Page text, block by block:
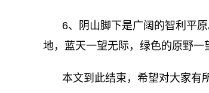
6、阴山脚下是广阔的智利平
地，蓝天一望无际，绿色的原野一
本文到此结束，希望对大家有